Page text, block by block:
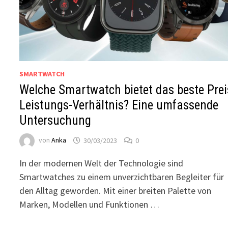
SMARTWATCH
Welche Smartwatch bietet das beste
Leistungs-Verhältnis? Eine umfassende
Untersuchung
vonAnka 30/03/2023 0
In der modernen Welt der Technologie sind
Smartwatches zu einem unverzichtbaren Begleiter für
den Alltag geworden. Mit einer breiten Palette von
Marken, Modellen und Funktionen …